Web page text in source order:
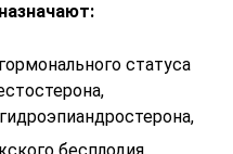
статуса